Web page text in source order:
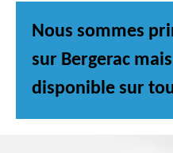
Nous sommes
sur Bergerac
disponible sur